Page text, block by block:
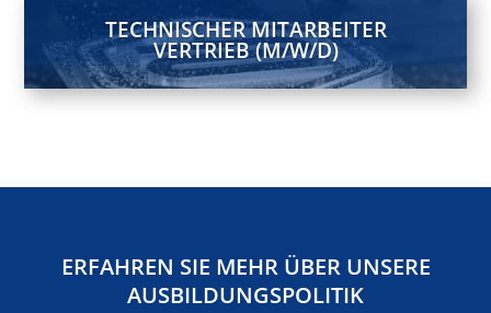
TECHNISCHER MITARBEITER
VERTRIEB (M/W/D)
ERFAHREN SIE MEHR ÜBER UNSERE
AUSBILDUNGSPOLITIK